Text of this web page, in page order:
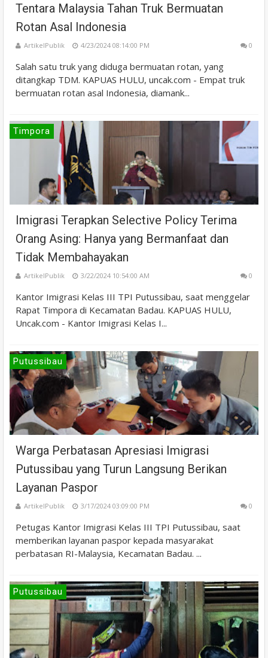
Tentara Malaysia Tahan Truk Bermuatan
Rotan Asal Indonesia
ArtikelPublik 4/23/2024 08:14:00 PM 0
Salah satu truk yang diduga bermuatan rotan, yang
ditangkap TDM. KAPUAS HULU, uncak.com - Empat truk
bermuatan rotan asal Indonesia, diamank...
Timpora
Imigrasi Terapkan Selective Policy Terima
Orang Asing: Hanya yang Bermanfaat dan
Tidak Membahayakan
ArtikelPublik 3/22/2024 10:54:00 AM 0
Kantor Imigrasi Kelas III TPI Putussibau, saat menggelar
Rapat Timpora di Kecamatan Badau. KAPUAS HULU,
Uncak.com - Kantor Imigrasi Kelas I...
Putussibau
Warga Perbatasan Apresiasi Imigrasi
Putussibau yang Turun Langsung Berikan
Layanan Paspor
ArtikelPublik 3/17/2024 03:09:00 PM 0
Petugas Kantor Imigrasi Kelas III TPI Putussibau, saat
memberikan layanan paspor kepada masyarakat
perbatasan RI-Malaysia, Kecamatan Badau. ...
Putussibau